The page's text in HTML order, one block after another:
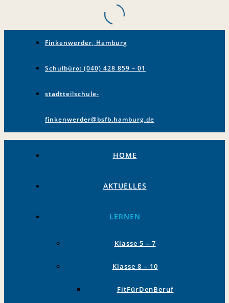
Finkenwerder, Hamburg
Schulbüro: (040) 428 859 – 01
stadtteilschule-
finkenwerder@bsfb.hamburg.de
HOME
AKTUELLES
LERNEN
Klasse 5 – 7
Klasse 8 – 10
FitFürDenBeruf